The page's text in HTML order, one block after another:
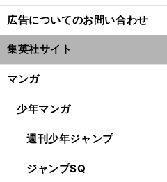
広告についてのお問い合わせ
集英社サイト
マンガ
少年マンガ
週刊少年ジャンプ
ジャンプSQ